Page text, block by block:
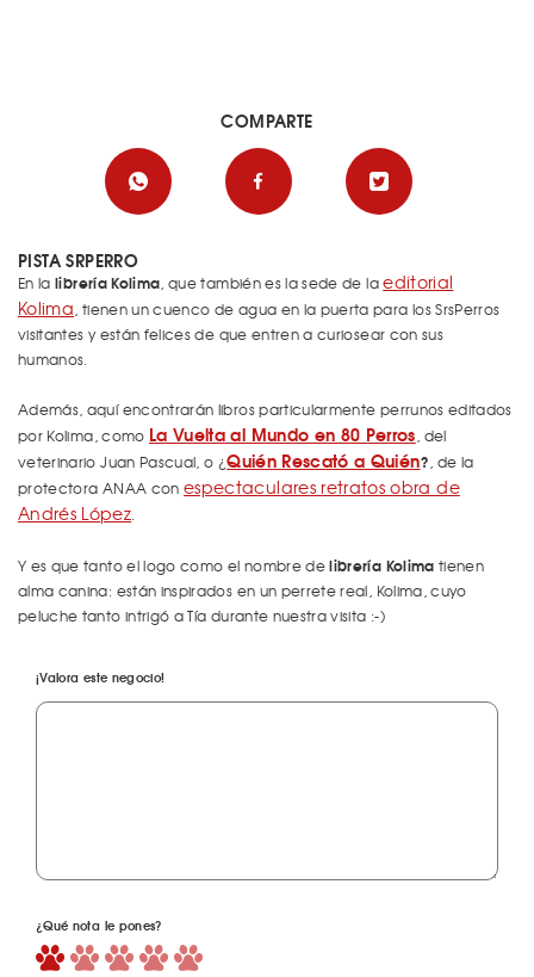
PISTA SRPERRO
En lalibrería Kolima, que también es la sede de laeditorial
Kolima, tienen un cuenco de agua en la puerta para los SrsPerros
visitantes y están felices de que entren a curiosear con sus
humanos.
Además, aquí encontrarán libros particularmente perrunos editados
por Kolima, como La Vuelta al Mundo en 80 Perros, del
veterinario Juan Pascual, o ¿Quién Rescató a Quién?, de la
protectora ANAA con espectaculares retratos obra de
Andrés López.
Y es que tanto el logo como el nombre delibrería Kolima tienen
alma canina: están inspirados en un perrete real, Kolima, cuyo
peluche tanto intrigó a Tía durante nuestra visita :-)
¡Valora este negocio!
¿Qué nota le pones?
COMPARTE